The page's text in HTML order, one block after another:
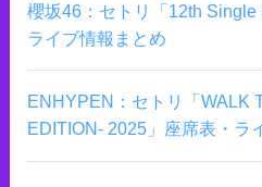
櫻坂46：セトリ「12th Single
ライブ情報まとめ
ENHYPEN：セトリ「WALK
EDITION- 2025」座席表・ラ